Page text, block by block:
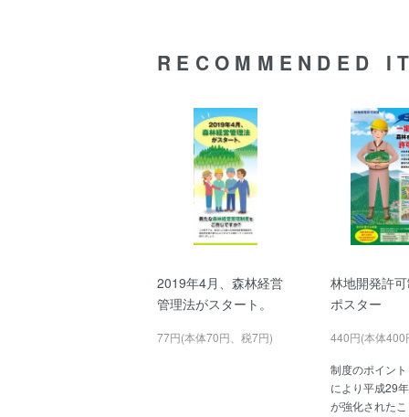
RECOMMENDED
2019年4月、森林経営
管理法がスタート。
77円(本体70円、税7円)
林地開発許
ポスター
440円(本体400
制度のポイン
により平成29
が強化された